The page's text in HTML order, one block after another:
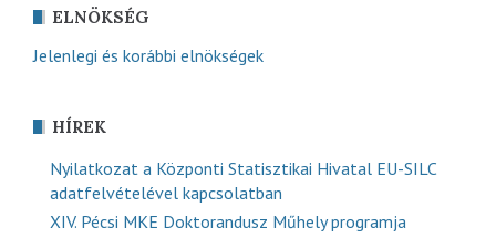
ELNÖKSÉG
Jelenlegi és korábbi elnökségek
HÍREK
Nyilatkozat a Központi Statisztikai Hivatal EU-SILC
adatfelvételével kapcsolatban
XIV. Pécsi MKE Doktorandusz Műhely programja